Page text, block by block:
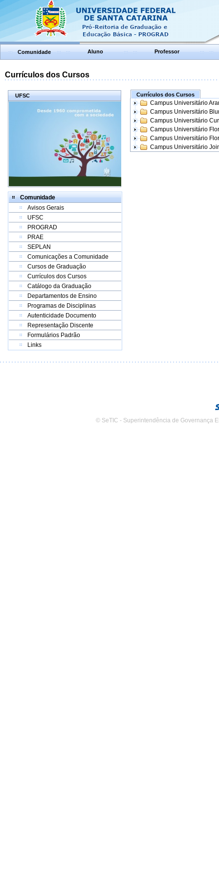
Comunidade Aluno Professor
Currículos dos Cursos
UFSC
Comunidade
Avisos Gerais
UFSC
PROGRAD
PRAE
SEPLAN
Comunicações a Comunidade
Cursos de Graduação
Currículos dos Cursos
Catálogo da Graduação
Departamentos de Ensino
Programas de Disciplinas
Autenticidade Documento
Representação Discente
Formulários Padrão
Links
Currículos dos Cursos
Campus Universitário
Campus Universitário
Campus Universitário
Campus Universitário
Campus Universitário
Campus Universitário
© SeTIC - Superintendência de Governança